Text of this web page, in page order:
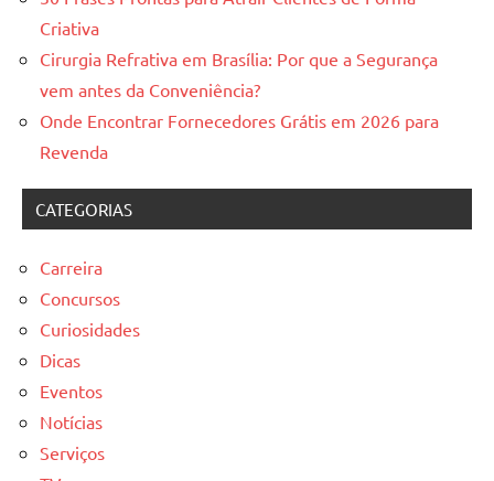
Criativa
Cirurgia Refrativa em Brasília: Por que a Segurança
vem antes da Conveniência?
Onde Encontrar Fornecedores Grátis em 2026 para
Revenda
CATEGORIAS
Carreira
Concursos
Curiosidades
Dicas
Eventos
Notícias
Serviços